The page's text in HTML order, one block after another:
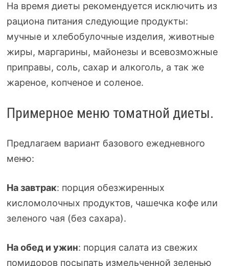
На время диеты рекомендуется исключить из
рациона питания следующие продукты:
мучные и хлебобулочные изделия, животные
жиры, маргарины, майонезы и всевозможные
приправы, соль, сахар и алкоголь, а так же
жареное, копченое и соленое.
Примерное меню томатной диеты.
Предлагаем вариант базового ежедневного
меню:
На завтрак: порция обезжиренных
кисломолочных продуктов, чашечка кофе или
зеленого чая (без сахара).
На обед и ужин: порция салата из свежих
помидоров посыпать измельченной зеленью